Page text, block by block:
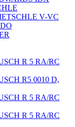
V-VC
R 5 RA/RC
R5 0010 D,
R 5 RA/RC
R 5 RA/RC